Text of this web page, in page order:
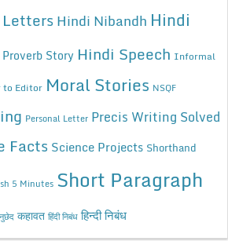
Hindi Nibandh Hindi
Story Hindi Speech Informal
to Editor Moral Stories NSQF
Personal Letter Precis Writing Solved
Facts Science Projects Shorthand
5 Minutes Short Paragraph
कहावत हिंदी निबंध हिन्दी निबंध